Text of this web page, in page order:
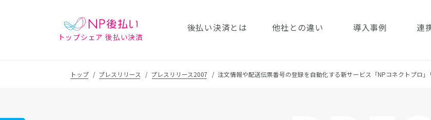
トップシェア 後払い決済
後払い決済とは 他社との違い 導入事例 連
トップ プレスリリース プレスリリース2007 注文情報や配送伝票番号の登録を自動化する新サービス「NPコネクトプロ」